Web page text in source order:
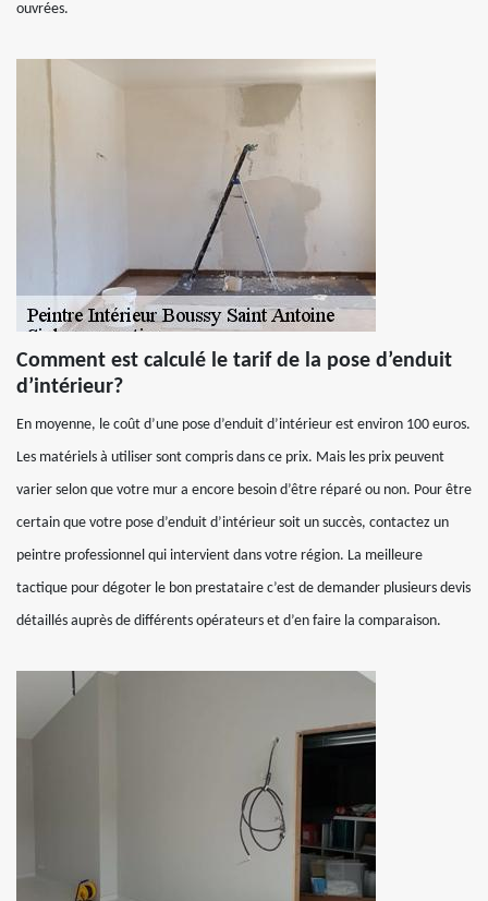
ouvrées.
Comment est calculé le tarif de la pose d’enduit
d’intérieur?
En moyenne, le coût d’une pose d’enduit d’intérieur est environ 100 euros.
Les matériels à utiliser sont compris dans ce prix. Mais les prix peuvent
varier selon que votre mur a encore besoin d’être réparé ou non. Pour être
certain que votre pose d’enduit d’intérieur soit un succès, contactez un
peintre professionnel qui intervient dans votre région. La meilleure
tactique pour dégoter le bon prestataire c’est de demander plusieurs devis
détaillés auprès de différents opérateurs et d’en faire la comparaison.